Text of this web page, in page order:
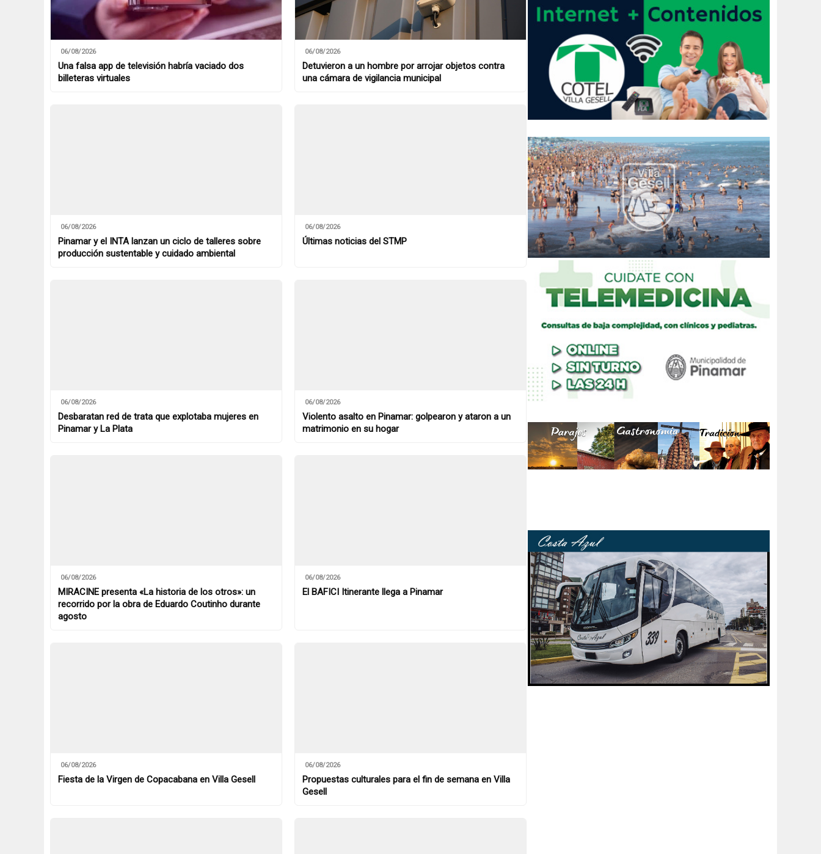
06/08/2026
Una falsa app de televisión habría vaciado dos
billeteras virtuales
06/08/2026
Detuvieron a un hombre por arrojar objetos contra
una cámara de vigilancia municipal
06/08/2026
Pinamar y el INTA lanzan un ciclo de talleres sobre
producción sustentable y cuidado ambiental
06/08/2026
Últimas noticias del STMP
06/08/2026
Desbaratan red de trata que explotaba mujeres en
Pinamar y La Plata
06/08/2026
Violento asalto en Pinamar: golpearon y ataron a un
matrimonio en su hogar
06/08/2026
MIRACINE presenta «La historia de los otros»: un
recorrido por la obra de Eduardo Coutinho durante
agosto
06/08/2026
El BAFICI Itinerante llega a Pinamar
06/08/2026
Fiesta de la Virgen de Copacabana en Villa Gesell
06/08/2026
Propuestas culturales para el fin de semana en Villa
Gesell